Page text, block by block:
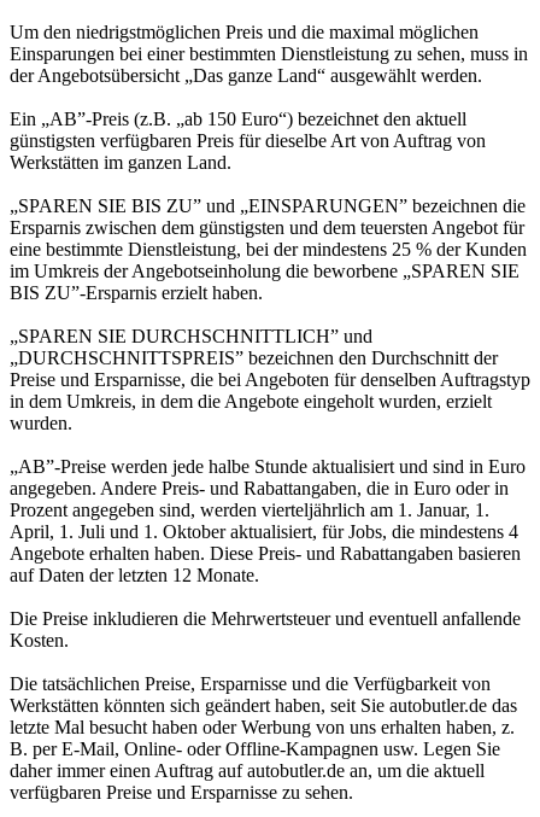
Um den niedrigstmöglichen Preis und die maximal möglichen
Einsparungen bei einer bestimmten Dienstleistung zu sehen, muss in
der Angebotsübersicht „Das ganze Land“ ausgewählt werden.
Ein „AB”-Preis (z.B. „ab 150 Euro“) bezeichnet den aktuell
günstigsten verfügbaren Preis für dieselbe Art von Auftrag von
Werkstätten im ganzen Land.
„SPAREN SIE BIS ZU” und „EINSPARUNGEN” bezeichnen die
Ersparnis zwischen dem günstigsten und dem teuersten Angebot für
eine bestimmte Dienstleistung, bei der mindestens 25 % der Kunden
im Umkreis der Angebotseinholung die beworbene „SPAREN SIE
BIS ZU”-Ersparnis erzielt haben.
„SPAREN SIE DURCHSCHNITTLICH” und
„DURCHSCHNITTSPREIS” bezeichnen den Durchschnitt der
Preise und Ersparnisse, die bei Angeboten für denselben Auftragstyp
in dem Umkreis, in dem die Angebote eingeholt wurden, erzielt
wurden.
„AB”-Preise werden jede halbe Stunde aktualisiert und sind in Euro
angegeben. Andere Preis- und Rabattangaben, die in Euro oder in
Prozent angegeben sind, werden vierteljährlich am 1. Januar, 1.
April, 1. Juli und 1. Oktober aktualisiert, für Jobs, die mindestens 4
Angebote erhalten haben. Diese Preis- und Rabattangaben basieren
auf Daten der letzten 12 Monate.
Die Preise inkludieren die Mehrwertsteuer und eventuell anfallende
Kosten.
Die tatsächlichen Preise, Ersparnisse und die Verfügbarkeit von
Werkstätten könnten sich geändert haben, seit Sie autobutler.de das
letzte Mal besucht haben oder Werbung von uns erhalten haben, z.
B. per E-Mail, Online- oder Offline-Kampagnen usw. Legen Sie
daher immer einen Auftrag auf autobutler.de an, um die aktuell
verfügbaren Preise und Ersparnisse zu sehen.